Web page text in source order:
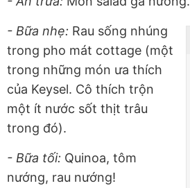
- Bữa nhẹ: Rau sống nhúng
trong pho mát cottage (một
trong những món ưa thích
của Keysel. Cô thích trộn
một ít nước sốt thịt trâu
trong đó).
- Bữa tối: Quinoa, tôm
nướng, rau nướng!